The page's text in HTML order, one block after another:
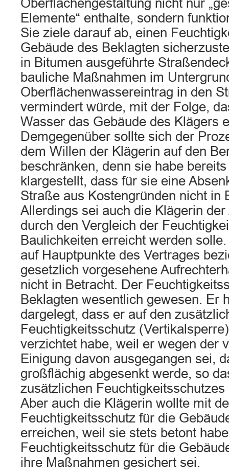
Oberflächengestaltung nicht nur
Elemente“ enthalte, sondern
Sie ziele darauf ab, einen
Gebäude des Beklagten
in Bitumen ausgeführte
bauliche Maßnahmen im
Oberflächenwassereintrag in den
vermindert würde, mit der Folge,
Wasser das Gebäude des Klägers
Demgegenüber sollte sich der
dem Willen der Klägerin auf den
beschränken, denn sie habe
klargestellt, dass für sie eine
Straße aus Kostengründen nicht in
Allerdings sei auch die Klägerin
durch den Vergleich der
Baulichkeiten erreicht werden
auf Hauptpunkte des Vertrages
gesetzlich vorgesehene
nicht in Betracht. Der
Beklagten wesentlich gewesen. Er
dargelegt, dass er auf den
Feuchtigkeitsschutz
verzichtet habe, weil er wegen der
Einigung davon ausgegangen sei,
großflächig abgesenkt werde, so
zusätzlichen
Aber auch die Klägerin wollte mit
Feuchtigkeitsschutz für die
erreichen, weil sie stets betont
Feuchtigkeitsschutz für die
ihre Maßnahmen gesichert sei.